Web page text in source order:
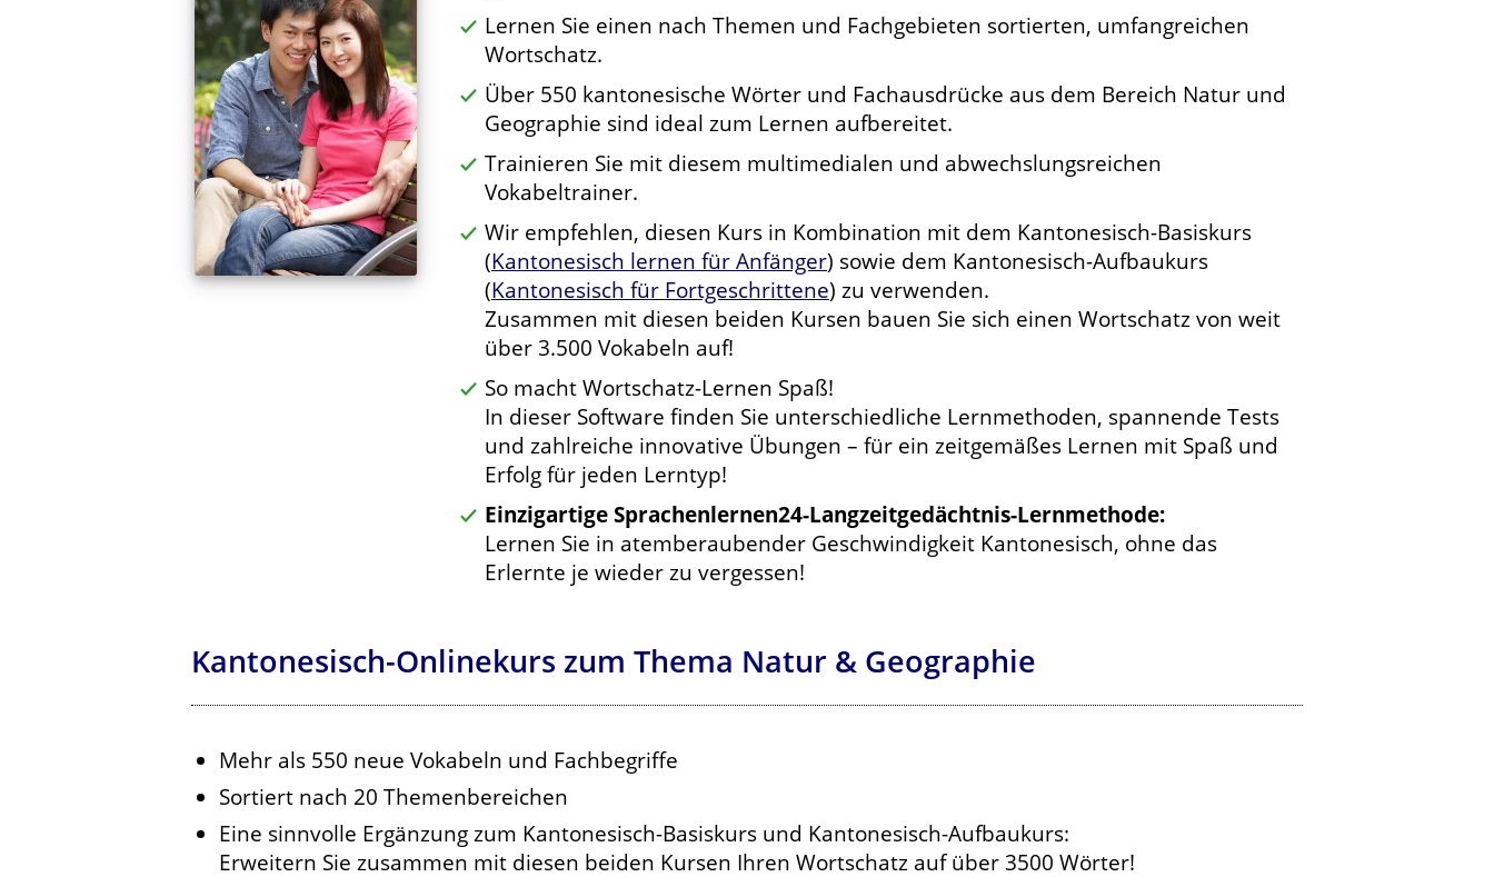
Lernen Sie einen nach Themen und Fachgebieten sortierten, umfangreichen
Wortschatz.
Über 550 kantonesische Wörter und Fachausdrücke aus dem Bereich Natur und
Geographie sind ideal zum Lernen aufbereitet.
Trainieren Sie mit diesem multimedialen und abwechslungsreichen
Vokabeltrainer.
Wir empfehlen, diesen Kurs in Kombination mit dem Kantonesisch-Basiskurs
(Kantonesisch lernen für Anfänger) sowie dem Kantonesisch-Aufbaukurs
(Kantonesisch für Fortgeschrittene) zu verwenden.
Zusammen mit diesen beiden Kursen bauen Sie sich einen Wortschatz von weit
über 3.500 Vokabeln auf!
So macht Wortschatz-Lernen Spaß!
In dieser Software finden Sie unterschiedliche Lernmethoden, spannende Tests
und zahlreiche innovative Übungen – für ein zeitgemäßes Lernen mit Spaß und
Erfolg für jeden Lerntyp!
Einzigartige Sprachenlernen24-Langzeitgedächtnis-Lernmethode:
Lernen Sie in atemberaubender Geschwindigkeit Kantonesisch, ohne das
Erlernte je wieder zu vergessen!
Kantonesisch-Onlinekurs zum Thema Natur & Geographie
Mehr als 550 neue Vokabeln und Fachbegriffe
Sortiert nach 20 Themenbereichen
Eine sinnvolle Ergänzung zum Kantonesisch-Basiskurs und Kantonesisch-Aufbaukurs:
Erweitern Sie zusammen mit diesen beiden Kursen Ihren Wortschatz auf über 3500 Wörter!